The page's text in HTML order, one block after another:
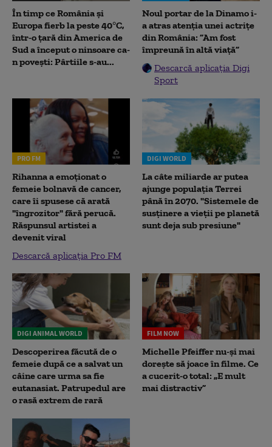
În timp ce România și
Europa fierb la peste 40°C,
într-o țară din America de
Sud a început o ninsoare ca-
n povești: Pârtiile s-au...
Noul portar de la Dinamo i-
a atras atenția unei actrițe
din România: ”Am fost
împreună în altă viață”
Descarcă aplicația Digi
Sport
PRO FM
Rihanna a emoționat o
femeie bolnavă de cancer,
care îi spusese că arată
"îngrozitor" fără perucă.
Răspunsul artistei a
devenit viral
Descarcă aplicația Pro FM
DIGI WORLD
La câte miliarde ar putea
ajunge populația Terrei
până în 2070. "Sistemele de
susținere a vieții pe planetă
sunt deja sub presiune"
DIGI ANIMAL WORLD
Descoperirea făcută de o
femeie după ce a salvat un
câine care urma sa fie
eutanasiat. Patrupedul are
o rasă extrem de rară
FILM NOW
Michelle Pfeiffer nu-și mai
dorește să joace în filme. Ce
a cucerit-o total: „E mult
mai distractiv”